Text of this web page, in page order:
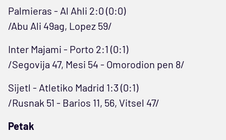
Palmieras - Al Ahli 2:0 (0:0)
/Abu Ali 49ag, Lopez 59/
Inter Majami - Porto 2:1 (0:1)
/Segovija 47, Mesi 54 - Omorodion pen 8/
Sijetl - Atletiko Madrid 1:3 (0:1)
/Rusnak 51 - Barios 11, 56, Vitsel 47/
Petak